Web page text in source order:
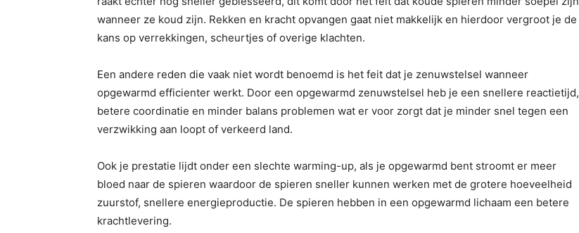
wanneer ze koud zijn. Rekken en kracht opvangen gaat niet makkelijk en hierdoor vergroot je de
kans op verrekkingen, scheurtjes of overige klachten.
Een andere reden die vaak niet wordt benoemd is het feit dat je zenuwstelsel wanneer
opgewarmd efficienter werkt. Door een opgewarmd zenuwstelsel heb je een snellere reactietijd,
betere coordinatie en minder balans problemen wat er voor zorgt dat je minder snel tegen een
verzwikking aan loopt of verkeerd land.
Ook je prestatie lijdt onder een slechte warming-up, als je opgewarmd bent stroomt er meer
bloed naar de spieren waardoor de spieren sneller kunnen werken met de grotere hoeveelheid
zuurstof, snellere energieproductie. De spieren hebben in een opgewarmd lichaam een betere
krachtlevering.